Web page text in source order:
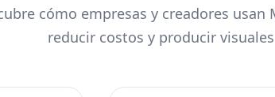
cómo empresas y creadores
reducir costos y producir